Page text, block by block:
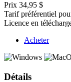
Prix 34,95 $
Tarif préférentiel
Licence en
Acheter
Détails